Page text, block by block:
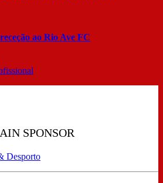
ao Rio Ave FC
SPONSOR